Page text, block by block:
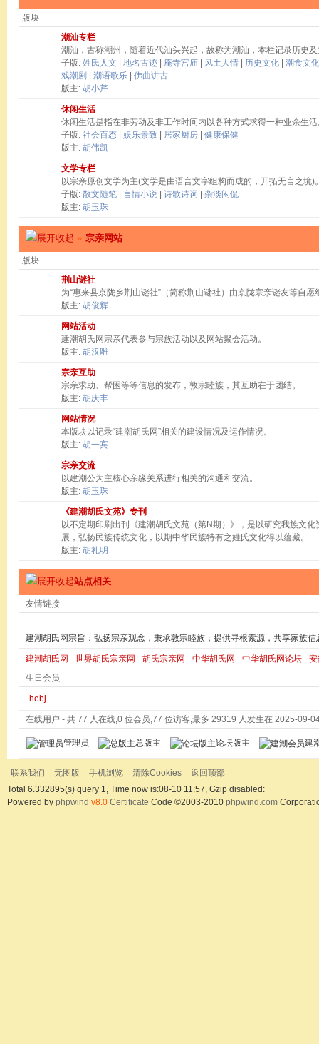
版块
潮汕专栏
潮汕，古称潮州，随着近代汕头兴起，故称为潮汕，本栏记录历史
子版: 姓氏人文 地名古迹 庵寺宫庙 风土人情 历史文化
潮食文化
戏潮剧
潮语歌乐
佛曲讲古
版主: 胡小芹
休闲生活
休闲生活是指在非劳动及非工作时间内以各种方式求得一种业余生
子版: 社会百态 娱乐景致 居家厨房
健康保健
版主: 胡伟凯
文学专栏
以宗亲原创文学为主(文学是由语言文字组构而成的，开拓无言之境)
子版: 散文随笔 言情小说 诗歌诗词
杂淡闲侃
版主: 胡玉珠
» 宗亲网站
版块
荆山谜社
为“惠来县京陇乡荆山谜社”（简称荆山谜社）由京陇宗亲谜友等自
版主: 胡俊辉
网站活动
建潮胡氏网宗亲代表参与宗族活动以及网站聚会活动。
版主: 胡汉雕
宗亲互助
宗亲求助、帮困等等信息的发布，敦宗睦族，其互助在于团结。
版主: 胡庆丰
网站情况
本版块以记录“建潮胡氏网”相关的建设情况及运作情况。
版主: 胡一宾
宗亲交流
以建潮公为主核心亲缘关系进行相关的沟通和交流。
版主: 胡玉珠
《建潮胡氏文苑》专刊
以不定期印刷出刊《建潮胡氏文苑（第N期）》，是以研究我族文
展，弘扬民族传统文化，以期中华民族特有之姓氏文化得以蕴藏。
版主: 胡礼明
站点相关
友情链接
建潮胡氏网宗旨：弘扬宗亲观念，秉承敦宗睦族；提供寻根索源，共享家族信
建潮胡氏网 世界胡氏宗亲网 胡氏宗亲网 中华胡氏网 中华胡氏网论坛
生日会员
hebj
在线用户 - 共 77 人在线,0 位会员,77 位访客,最多 29319 人发生在 2025-09-
管理员 总版主 论坛版主 建
联系我们 无图版 手机浏览 清除Cookies
返回顶部
Total 6.332895(s) query 1, Time now is:08-10 11:57, Gzip disabled:
Powered by phpwind v8.0 Certificate Code ©2003-2010 phpwind.com